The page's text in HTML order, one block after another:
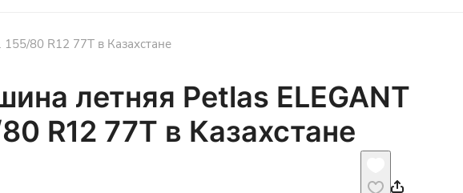
80 R12 77T в Казахстане
летняя Petlas ELEGANT
R12 77T в Казахстане